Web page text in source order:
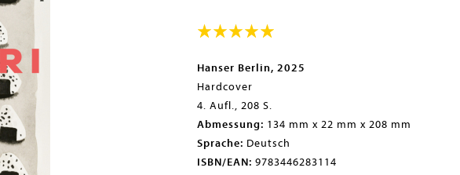
Hanser Berlin, 2025
Hardcover
4. Aufl., 208 S.
Abmessung: 134 mm x 22 mm x 208 mm
Sprache: Deutsch
ISBN/EAN: 9783446283114